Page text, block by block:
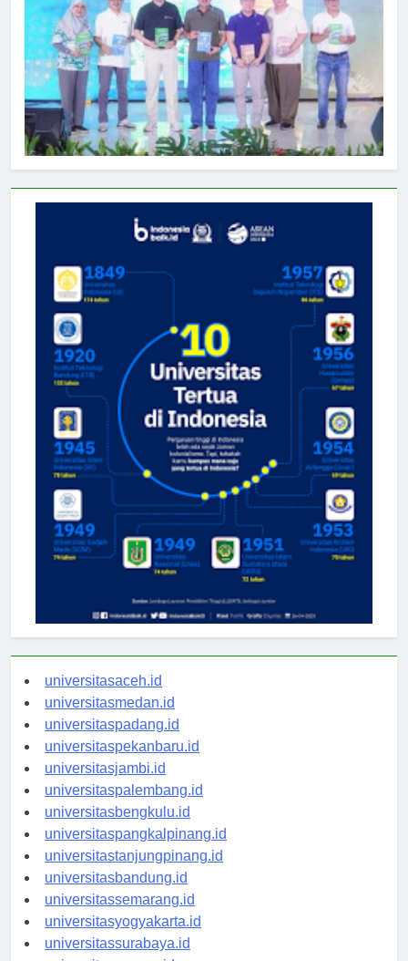
universitasaceh.id
universitasmedan.id
universitaspadang.id
universitaspekanbaru.id
universitasjambi.id
universitaspalembang.id
universitasbengkulu.id
universitaspangkalpinang.id
universitastanjungpinang.id
universitasbandung.id
universitassemarang.id
universitasyogyakarta.id